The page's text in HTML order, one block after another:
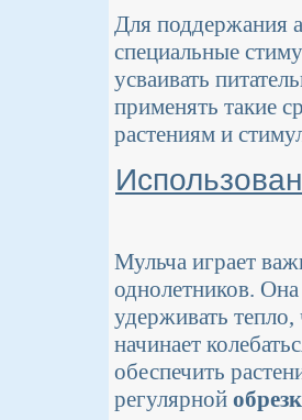
Для поддержания
специальные
усваивать
применять такие
растениям и
Мульча играет
однолетников.
удерживать
начинает
обеспечить
регулярной